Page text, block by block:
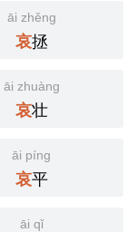
āi zhěng
哀拯
āi zhuàng
哀壮
āi píng
哀平
āi qǐ